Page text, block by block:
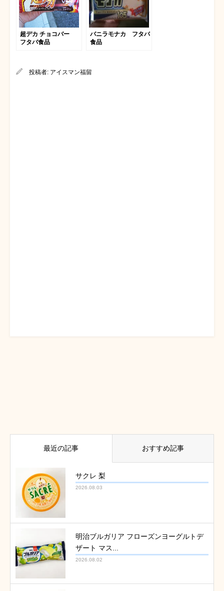
超デカ チョコバー
フタバ食品
バニラモナカ フタバ
食品
投稿者: アイスマン福留
最近の記事 おすすめ記事
サクレ 梨
2026.08.03
明治ブルガリア フローズンヨーグルトデ
ザート マス...
2026.08.02